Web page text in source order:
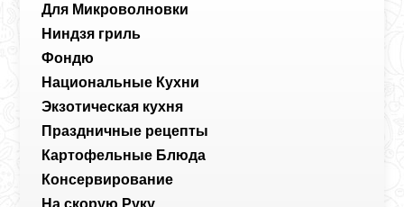
Для Микроволновки
Ниндзя гриль
Фондю
Национальные Кухни
Экзотическая кухня
Праздничные рецепты
Картофельные Блюда
Консервирование
На скорую Руку